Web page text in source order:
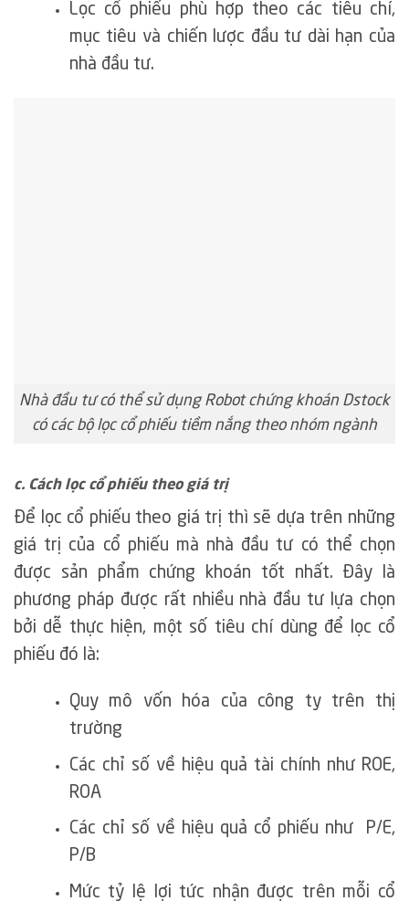
Lọc cổ phiếu phù hợp theo các tiêu chí,
mục tiêu và chiến lược đầu tư dài hạn của
nhà đầu tư.
Nhà đầu tư có thể sử dụng Robot chứng khoán Dstock
có các bộ lọc cổ phiếu tiềm nắng theo nhóm ngành
c. Cách lọc cổ phiếu theo giá trị
Để lọc cổ phiếu theo giá trị thì sẽ dựa trên những
giá trị của cổ phiếu mà nhà đầu tư có thể chọn
được sản phẩm chứng khoán tốt nhất. Đây là
phương pháp được rất nhiều nhà đầu tư lựa chọn
bởi dễ thực hiện, một số tiêu chí dùng để lọc cổ
phiếu đó là:
Quy mô vốn hóa của công ty trên thị
trường
Các chỉ số về hiệu quả tài chính như ROE,
ROA
Các chỉ số về hiệu quả cổ phiếu như P/E,
P/B
Mức tỷ lệ lợi tức nhận được trên mỗi cổ